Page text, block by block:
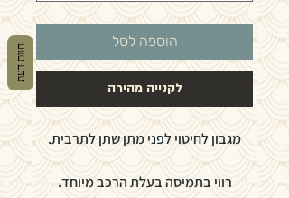
הוספה לסל
לקנייה מהירה
מגבון לחיטוי לפני מתן שתן לתרבית.
רווי בתמיסה בעלת הרכב מיוחד.
חוות דעת